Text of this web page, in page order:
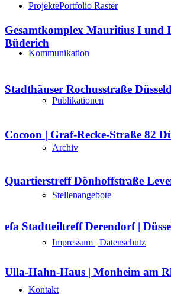
ProjektePortfolio Raster
Kommunikation
Publikationen
Archiv
Stellenangebote
Impressum | Datenschutz
Kontakt
Gesamtkomplex Mauritius I und
Büderich
Stadthäuser Rochusstraße
Cocoon | Graf-Recke-Straße 82
Quartierstreff Dönhoffstraße
efa Stadtteiltreff Derendorf |
Ulla-Hahn-Haus | Monheim am